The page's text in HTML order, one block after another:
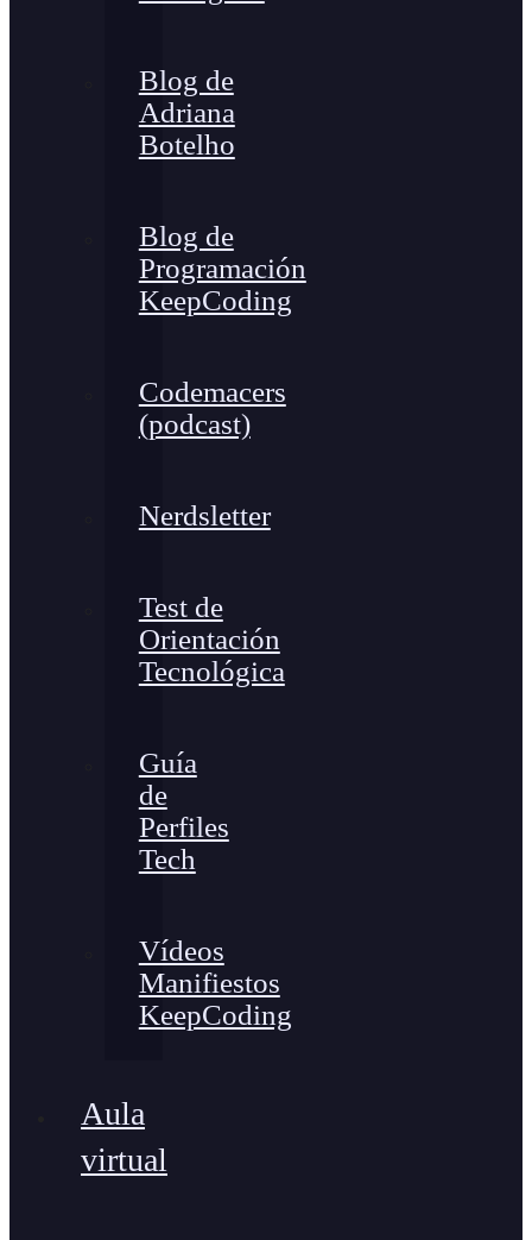
Blog de
Adriana
Botelho
Blog de
Programación
KeepCoding
Codemacers
(podcast)
Nerdsletter
Test de
Orientación
Tecnológica
Guía
de
Perfiles
Tech
Vídeos
Manifiestos
KeepCoding
Aula
virtual